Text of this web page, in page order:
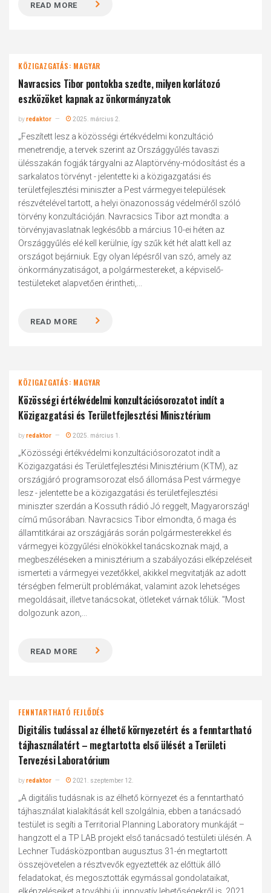
READ MORE
KÖZIGAZGATÁS: MAGYAR
Navracsics Tibor pontokba szedte, milyen korlátozó
eszközöket kapnak az önkormányzatok
byredaktor 2025. március 2.
„Feszített lesz a közösségi értékvédelmi konzultáció
menetrendje, a tervek szerint az Országgyűlés tavaszi
ülésszakán fogják tárgyalni az Alaptörvény-módosítást és a
sarkalatos törvényt - jelentette ki a közigazgatási és
területfejlesztési miniszter a Pest vármegyei települések
részvételével tartott, a helyi önazonosság védelméről szóló
törvény konzultációján. Navracsics Tibor azt mondta: a
törvényjavaslatnak legkésőbb a március 10-ei héten az
Országgyűlés elé kell kerülnie, így szűk két hét alatt kell az
országot bejárniuk. Egy olyan lépésről van szó, amely az
önkormányzatiságot, a polgármestereket, a képviselő-
testületeket alapvetően érintheti,...
READ MORE
KÖZIGAZGATÁS: MAGYAR
Közösségi értékvédelmi konzultációsorozatot indít a
Közigazgatási és Területfejlesztési Minisztérium
byredaktor 2025. március 1.
„Közösségi értékvédelmi konzultációsorozatot indít a
Közigazgatási és Területfejlesztési Minisztérium (KTM), az
országjáró programsorozat első állomása Pest vármegye
lesz - jelentette be a közigazgatási és területfejlesztési
miniszter szerdán a Kossuth rádió Jó reggelt, Magyarország!
című műsorában. Navracsics Tibor elmondta, ő maga és
államtitkárai az országjárás során polgármesterekkel és
vármegyei közgyűlési elnökökkel tanácskoznak majd, a
megbeszéléseken a minisztérium a szabályozási elképzeléseit
ismerteti a vármegyei vezetőkkel, akikkel megvitatják az adott
térségben felmerült problémákat, valamint azok lehetséges
megoldásait, illetve tanácsokat, ötleteket várnak tőlük. "Most
dolgozunk azon,...
READ MORE
FENNTARTHATÓ FEJLŐDÉS
Digitális tudással az élhető környezetért és a fenntartható
tájhasználatért – megtartotta első ülését a Területi
Tervezési Laboratórium
byredaktor 2021. szeptember 12.
„A digitális tudásnak is az élhető környezet és a fenntartható
tájhasználat kialakítását kell szolgálnia, ebben a tanácsadó
testület is segíti a Territorial Planning Laboratory munkáját –
hangzott el a TP LAB projekt első tanácsadó testületi ülésén. A
Lechner Tudásközpontban augusztus 31-én megtartott
összejövetelen a résztvevők egyeztették az előttük álló
feladatokat, és megosztották egymással gondolataikat,